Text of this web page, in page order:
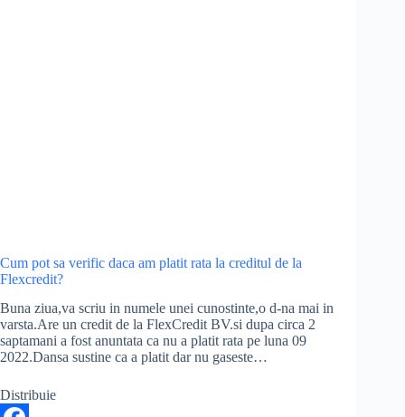
Cum pot sa verific daca am platit rata la creditul de la
Flexcredit?
Buna ziua,va scriu in numele unei cunostinte,o d-na mai in
varsta.Are un credit de la FlexCredit BV.si dupa circa 2
saptamani a fost anuntata ca nu a platit rata pe luna 09
2022.Dansa sustine ca a platit dar nu gaseste…
Distribuie